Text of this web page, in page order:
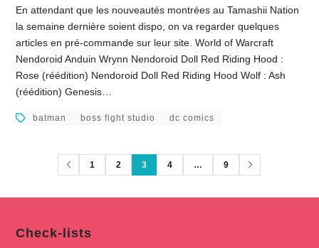
En attendant que les nouveautés montrées au Tamashii Nation
la semaine dernière soient dispo, on va regarder quelques
articles en pré-commande sur leur site. World of Warcraft
Nendoroid Anduin Wrynn Nendoroid Doll Red Riding Hood :
Rose (réédition) Nendoroid Doll Red Riding Hood Wolf : Ash
(réédition) Genesis…
batman boss fight studio dc comics
1 2 3 4 … 9
Check-lists